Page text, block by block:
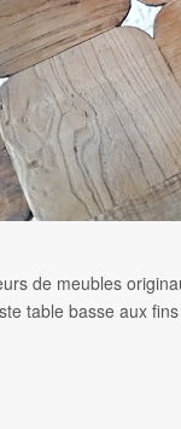
de meubles
table basse aux